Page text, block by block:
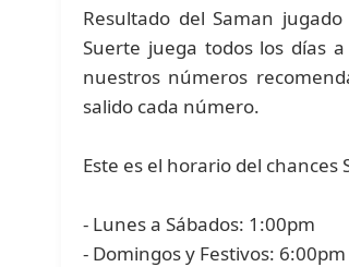
Resultado del Saman jugado
Suerte juega todos los días
nuestros números
salido cada número.
Este es el horario del
- Lunes a Sábados: 1:00pm
- Domingos y Festivos: 6:00pm